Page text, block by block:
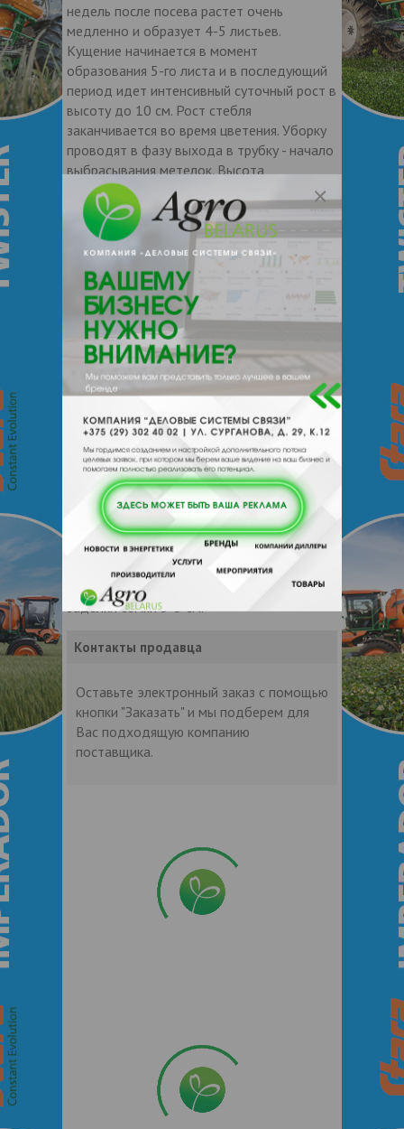
недель после посева растет очень
медленно и образует 4-5 листьев.
Кущение начинается в момент
образования 5-го листа и в последующий
период идет интенсивный суточный рост в
высоту до 10 см. Рост стебля
заканчивается во время цветения. Уборку
проводят в фазу выхода в трубку - начало
выбрасывания метелок. Высота
скашивания 10-12 см. После скашивания
отрастание происходит за счет побегов,
развившихся из узлов кущения,
образующихся из надземных стеблевых
узлов и отрастающих из срезанных
побегов, у которых сохранилась точка
роста. При более низком срезе
замедляется отрастание молодых
побегов, что ведет к снижению урожая.
Вегетационный период от посева до
всходов 14-18 дней, от всходов до
первого укоса 50-52 дня. Средний урожай
за годы испытания: семян 8,6 ц/га, сухого
вещества 86 ц/га, максимальный 15,5 ц/га
и 205,1 ц/га соответственно. Содержание
белка 13,6%. На зеленый корм, сено, сенаж
сорт 2 рекомендуется высевать сплошным
рядовым способом густотой 1,0- 1,5 млн.
растений на гектар, на семена
широкорядным (45-70 см) густотой 500-
800 тыс. растений на гектар. Глубина
заделки семян 3-5 см.
Контакты продавца
Оставьте электронный заказ с помощью
кнопки "Заказать" и мы подберем для
Вас подходящую компанию
поставщика.